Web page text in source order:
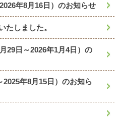
年8月16日）のお知らせ
たしました。
29日～2026年1月4日）の
年8月15日）のお知ら